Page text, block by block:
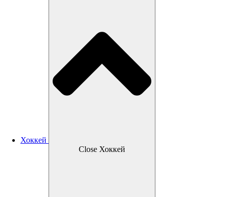
Хоккей
Close Хоккей